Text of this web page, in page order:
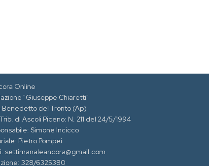
Online
"Giuseppe Chiaretti"
Benedetto del Tronto (Ap)
di Ascoli Piceno: N. 211 del 24/5/1994
Simone Incicco
Pietro Pompei
settimanaleancora@gmail.com
328/6325380